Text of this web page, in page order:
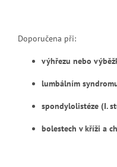
Doporučena při:
výhřezu nebo
lumbálním
spondylolistéze (I.
bolestech v kříži a